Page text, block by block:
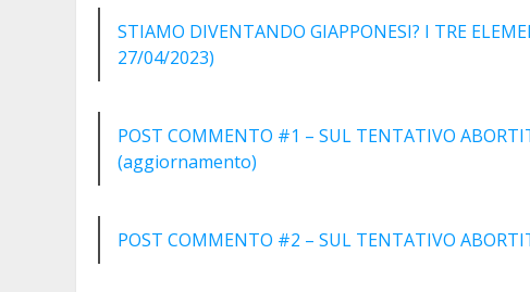
STIAMO DIVENTANDO GIAPPONESI? I TRE
27/04/2023)
POST COMMENTO #1 – SUL TENTATIVO
(aggiornamento)
POST COMMENTO #2 – SUL TENTATIVO